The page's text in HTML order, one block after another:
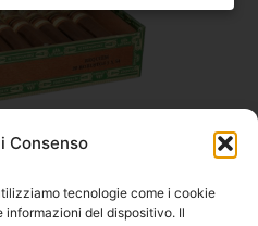
Consenso
tecnologie come i cookie
informazioni del dispositivo. Il
Requiem Maduro Robusto
127 × 20,6 mm